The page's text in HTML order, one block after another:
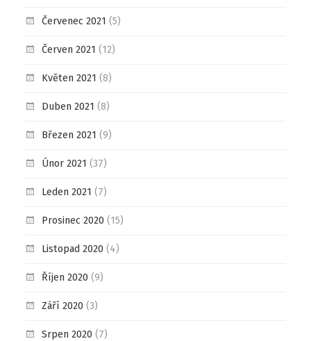
Červenec 2021 (5)
Červen 2021 (12)
Květen 2021 (8)
Duben 2021 (8)
Březen 2021 (9)
Únor 2021 (37)
Leden 2021 (7)
Prosinec 2020 (15)
Listopad 2020 (4)
Říjen 2020 (9)
Září 2020 (3)
Srpen 2020 (7)